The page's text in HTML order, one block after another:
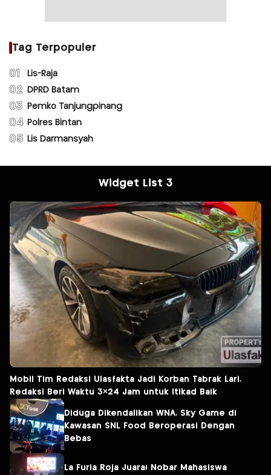
Tag Terpopuler
01 Lis-Raja
02 DPRD Batam
03 Pemko Tanjungpinang
04 Polres Bintan
05 Lis Darmansyah
Widget List 3
Mobil Tim Redaksi Ulasfakta Jadi Korban Tabrak Lari,
Redaksi Beri Waktu 3×24 Jam untuk Itikad Baik
Diduga Dikendalikan WNA, Sky Game di
Kawasan SNL Food Beroperasi Dengan
Bebas
La Furia Roja Juara! Nobar Mahasiswa